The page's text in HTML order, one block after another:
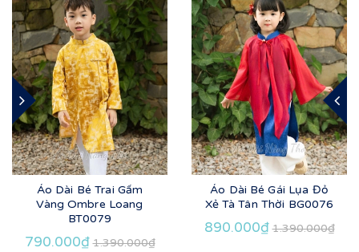
Áo Dài Bé Trai Gấm
Vàng Ombre Loang
BT0079
790.000₫ 1.390.000₫
Áo Dài Bé Gái Lụa Đỏ
Xẻ Tà Tân Thời BG0076
890.000₫ 1.390.000₫